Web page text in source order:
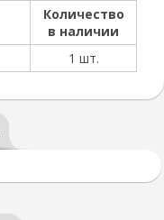
Количество
в наличии
1 шт.